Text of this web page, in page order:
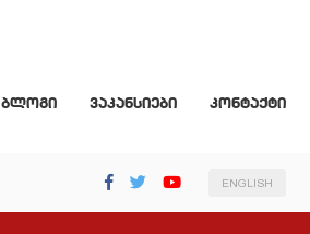
ბლოგი ვაკანსიები კონტაქტი
ENGLISH